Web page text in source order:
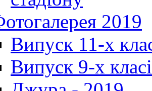
2019
Випуск 11-х
Випуск 9-х